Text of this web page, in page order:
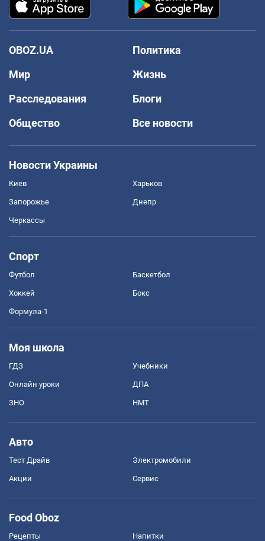
OBOZ.UA
Политика
Мир
Жизнь
Расследования
Блоги
Общество
Все новости
Новости Украины
Киев Харьков
Запорожье Днепр
Черкассы
Спорт
Футбол Баскетбол
Хоккей Бокс
Формула-1
Моя школа
ГДЗ Учебники
Онлайн уроки ДПА
ЗНО НМТ
Авто
Тест Драйв Электромобили
Акции Сервис
Food Oboz
Рецепты Напитки